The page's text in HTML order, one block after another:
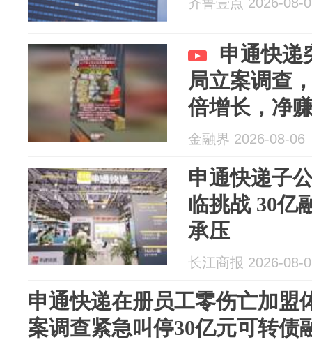
申通快递
局立案调查
倍增长，净
金融界 2026-08-06
申通快递子
临挑战 30亿
承压
长江商报 2026-08-
申通快递在册员工零伤亡加盟
案调查紧急叫停30亿元可转债